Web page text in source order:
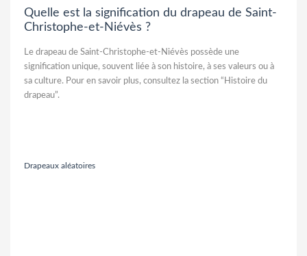
Quelle est la signification du drapeau de Saint-
Christophe-et-Niévès ?
Le drapeau de Saint-Christophe-et-Niévès possède une
signification unique, souvent liée à son histoire, à ses valeurs ou à
sa culture. Pour en savoir plus, consultez la section “Histoire du
drapeau”.
Drapeaux aléatoires